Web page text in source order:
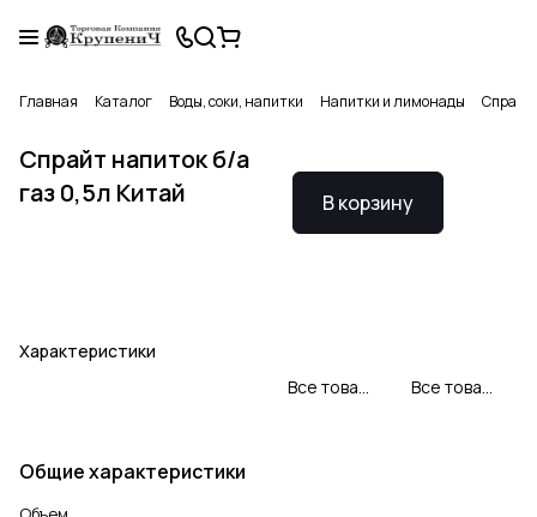
Главная Каталог Воды, соки, напитки Напитки и лимонады Спрайт
Спрайт напиток б/а
газ 0,5л Китай
Характеристики
В корзину
Все товары Coca-cola Все товары категории
Общие характеристики